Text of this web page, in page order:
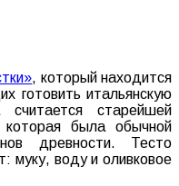
, который находится
готовить итальянскую
старейшей
была обычной
древности. Тесто
муку, воду и оливковое